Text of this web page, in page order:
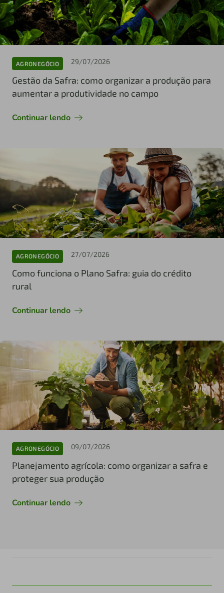
AGRONEGÓCIO 29/07/2026
Gestão da Safra: como organizar a produção para
aumentar a produtividade no campo
Continuar lendo
AGRONEGÓCIO 27/07/2026
Como funciona o Plano Safra: guia do crédito
rural
Continuar lendo
AGRONEGÓCIO 09/07/2026
Planejamento agrícola: como organizar a safra e
proteger sua produção
Continuar lendo